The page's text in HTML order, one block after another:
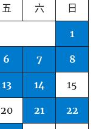
五 六 日
1
6 7 8
13 14 15
20 21 22